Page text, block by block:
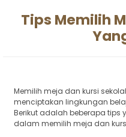
Tips Memilih
Memilih meja dan kursi
menciptakan lingkungan
Berikut adalah beberapa
dalam memilih meja dan